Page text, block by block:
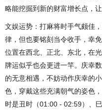
略能挖掘到新的财富增长点，
文娱运势：打麻将时手气颇佳
律，但也要铭刻当令收手，幸
位置在西北、正北、东北，在
牌运似乎也会更进一竿。庆幸
的无意相遇，不妨动作庆幸的
色，穿戴这些充满朝气的姿色
时是丑时（01:00 - 02:59）、